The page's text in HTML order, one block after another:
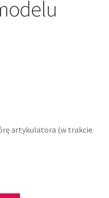
artykulatora (w trakcie